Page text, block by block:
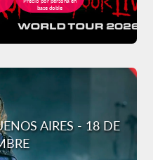
base doble
AIRES - 18 DE